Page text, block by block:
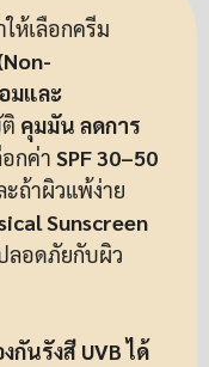
ห้เลือกครีม
มและ
คุมมัน ลดการ
อกค่า SPF 30–50
ถ้าผิวแพ้ง่าย
Sunscreen
ลอดภัยกับผิว
กันรังสี UVB ได้